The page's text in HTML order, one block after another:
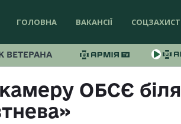
ГОЛОВНА ВАКАНСІЇ СОЦЗАХИСТ
ВЕТЕРАНА
ОБСЄ біля